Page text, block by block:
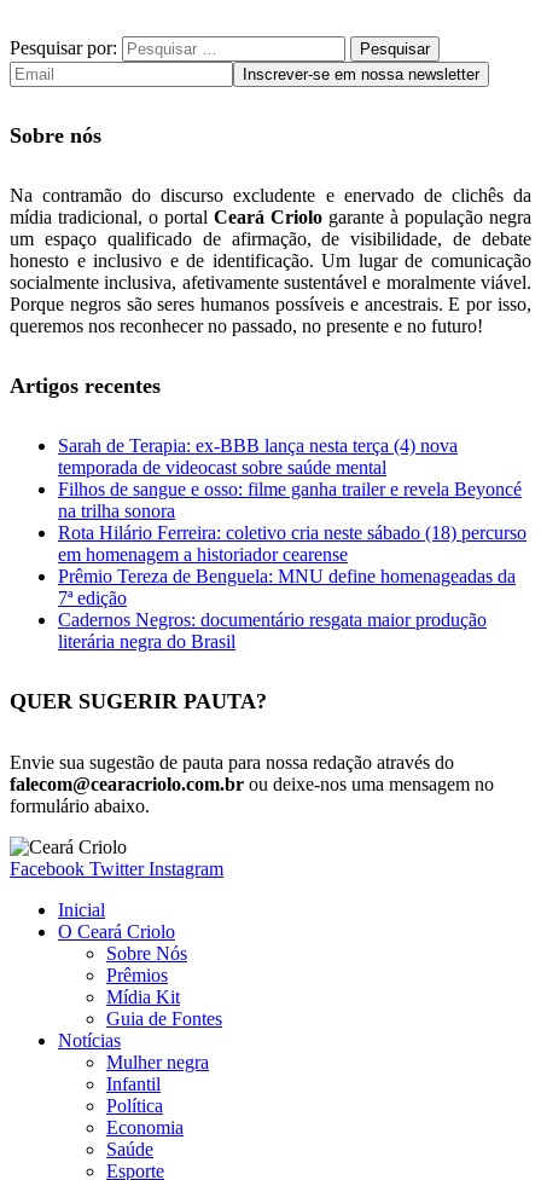
Pesquisar por:
Sobre nós
Na contramão do discurso excludente e enervado de clichês da
mídia tradicional, o portal Ceará Criolo garante à população negra
um espaço qualificado de afirmação, de visibilidade, de debate
honesto e inclusivo e de identificação. Um lugar de comunicação
socialmente inclusiva, afetivamente sustentável e moralmente viável.
Porque negros são seres humanos possíveis e ancestrais. E por isso,
queremos nos reconhecer no passado, no presente e no futuro!
Artigos recentes
Sarah de Terapia: ex-BBB lança nesta terça (4) nova
temporada de videocast sobre saúde mental
Filhos de sangue e osso: filme ganha trailer e revela Beyoncé
na trilha sonora
Rota Hilário Ferreira: coletivo cria neste sábado (18) percurso
em homenagem a historiador cearense
Prêmio Tereza de Benguela: MNU define homenageadas da
7ª edição
Cadernos Negros: documentário resgata maior produção
literária negra do Brasil
QUER SUGERIR PAUTA?
Envie sua sugestão de pauta para nossa redação através do
falecom@cearacriolo.com.br ou deixe-nos uma mensagem no
formulário abaixo.
Facebook Twitter Instagram
Inicial
O Ceará Criolo
Sobre Nós
Prêmios
Mídia Kit
Guia de Fontes
Notícias
Mulher negra
Infantil
Política
Economia
Saúde
Esporte